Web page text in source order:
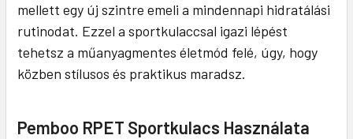
mellett egy új szintre emeli a mindennapi hidratálási
rutinodat. Ezzel a sportkulaccsal igazi lépést
tehetsz a műanyagmentes életmód felé, úgy, hogy
közben stílusos és praktikus maradsz.
Pemboo RPET Sportkulacs Használata